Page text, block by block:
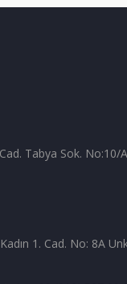
Tabya Sok. No:10/
1. Cad. No: 8A